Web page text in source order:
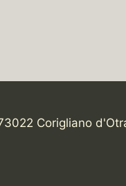
Corigliano